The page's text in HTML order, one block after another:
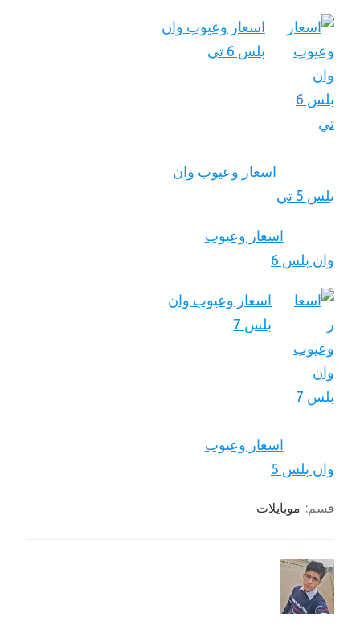
اسعار وعيوب وان
بلس 6 تي
اسعار وعيوب وان
بلس 5 تي
اسعار وعيوب
وان بلس 6
اسعار وعيوب وان
بلس 7
اسعار وعيوب
وان بلس 5
قسم: موبايلات